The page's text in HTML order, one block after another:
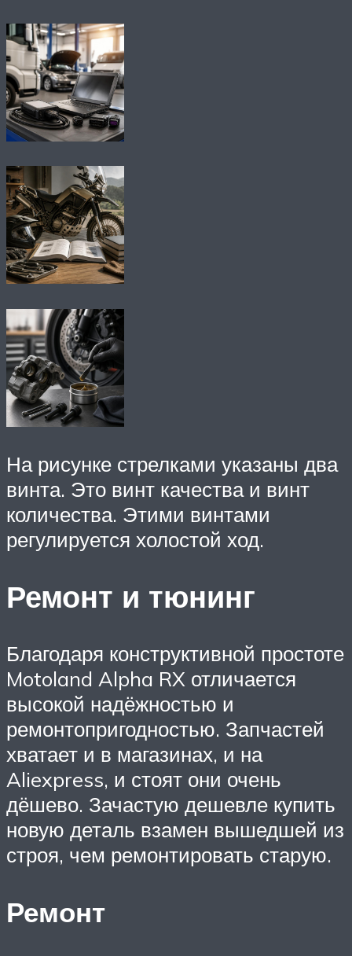
На рисунке стрелками указаны два
винта. Это винт качества и винт
количества. Этими винтами
регулируется холостой ход.
Ремонт и тюнинг
Благодаря конструктивной простоте
Motoland Alpha RX отличается
высокой надёжностью и
ремонтопригодностью. Запчастей
хватает и в магазинах, и на
Aliexpress, и стоят они очень
дёшево. Зачастую дешевле купить
новую деталь взамен вышедшей из
строя, чем ремонтировать старую.
Ремонт